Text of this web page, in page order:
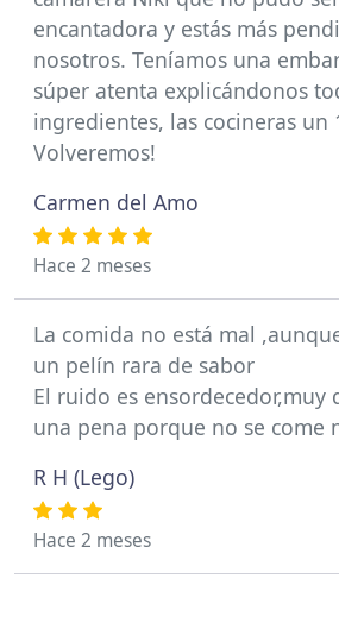
encantadora y estás más
nosotros. Teníamos una
súper atenta explicándonos
ingredientes, las cocineras un
Volveremos!
Carmen del Amo
Hace 2 meses
La comida no está mal
un pelín rara de sabor
El ruido es ensordecedor,muy
una pena porque no se come
R H (Lego)
Hace 2 meses